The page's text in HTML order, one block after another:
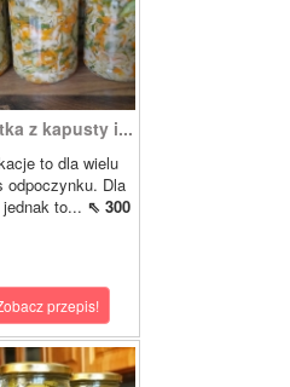
z kapusty i...
to dla wielu
odpoczynku. Dla
jednak to... ⇖ 300
przepis!